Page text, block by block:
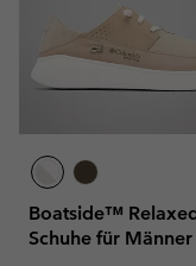
Boatside™
Schuhe für Männer